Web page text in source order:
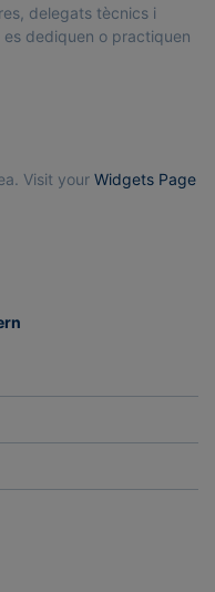
delegats tècnics i
dediquen o practiquen
Visit your Widgets Page